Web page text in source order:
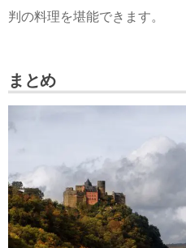
判の料理を堪能できます。
まとめ